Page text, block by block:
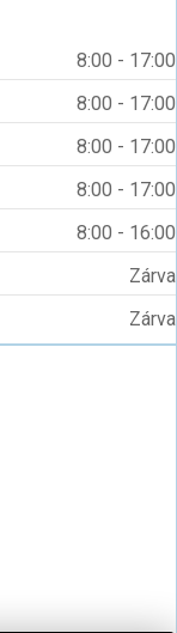
8:00 - 17:00
8:00 - 17:00
8:00 - 17:00
8:00 - 17:00
8:00 - 16:00
Zárva
Zárva